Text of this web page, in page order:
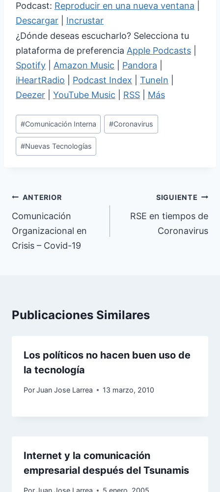
Podcast: Reproducir en una nueva ventana
Descargar
Incrustar
¿Dónde deseas escucharlo? Selecciona tu
plataforma de preferencia Apple Podcasts
Spotify
Amazon Music Pandora
iHeartRadio
Podcast Index TuneIn
Deezer
YouTube Music RSS Más
Etiquetas
de
la
#Comunicación Interna #Coronavirus
#Nuevas Tecnologías
Navegación
de
entradas
ANTERIOR
Comunicación
Organizacional en
Crisis – Covid-19
SIGUIENTE
RSE en tiempos de
Coronavirus
Publicaciones Similares
Los políticos no hacen buen uso de
la tecnología
PorJuan Jose Larrea 13 marzo, 2010
Internet y la comunicación
empresarial después del Tsunamis